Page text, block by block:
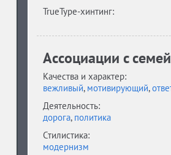
TrueType-хинтинг:
Ассоциации c
Качества и характер:
вежливый, мотивирующий,
Деятельность:
дорога, политика
Стилистика:
модернизм